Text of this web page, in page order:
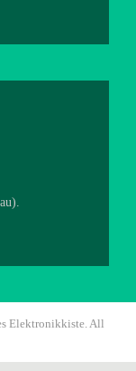
Elektronikkiste. All